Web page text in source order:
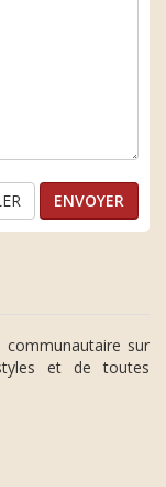
communautaire sur
et de toutes